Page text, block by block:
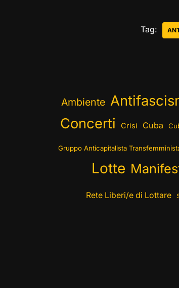
Tag:
Ambiente
Concerti Crisi Cuba
Gruppo Anticapitalista
Lotte
Rete Liberi/e di Lottare